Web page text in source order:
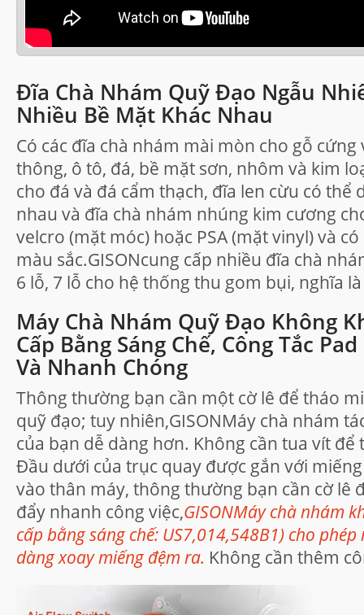
Đĩa Chà Nhám Quỹ Đạo Ngẫu
Nhiều Bề Mặt Khác Nhau
Có các đĩa chà nhám mài mòn cho gỗ
thông, ô tô, đá, bề mặt sơn, nhôm và kim
cho đá và đá cẩm thạch, đĩa len cừu có thể
nhau và đĩa chà nhám nhúng kim cương
velcro (mặt móc) hoặc PSA (mặt vinyl) và
màu sắc.GISONcung cấp nhiều đĩa chà
6 lỗ, 7 lỗ cho hệ thống thu gom bụi, nghĩa
Máy Chà Nhám Quỹ Đạo Không
Cấp Bằng Sáng Chế, Công Tắc
Và Nhanh Chóng
Thông thường bạn cần một cờ lê để tháo
quỹ đạo; tuy nhiên,GISONMáy chà nhám
của bạn dễ dàng hơn. Không cần tua vít
Đầu dưới của trục quay được gắn với
vào thân máy, thông thường bạn cần cờ lê
đẩy nhanh công việc,GISONMáy chà nhám
cấp bằng sáng chế: US7,014,548B1) cho
dàng xoay miếng đệm ra. Không cần thêm